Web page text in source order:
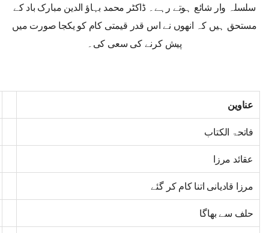
سلسلہ وار شائع ہوتے رہے۔ ڈاکٹر محمد بہاؤ الدین مبارک باد کے
مستحق ہیں کہ انھوں نے اس قدر قیمتی کام کو یکجا صورت میں
پیش کرنے کی سعی کی۔
عناوین
فاتحۃ الکتاب
عقائد مرزا
مرزا قادیانی اتنا کام کر گئے
حلف سے بھاگا